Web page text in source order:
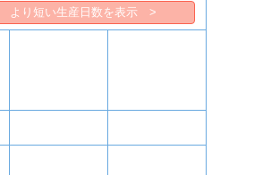
より短い生産日数を表示 >